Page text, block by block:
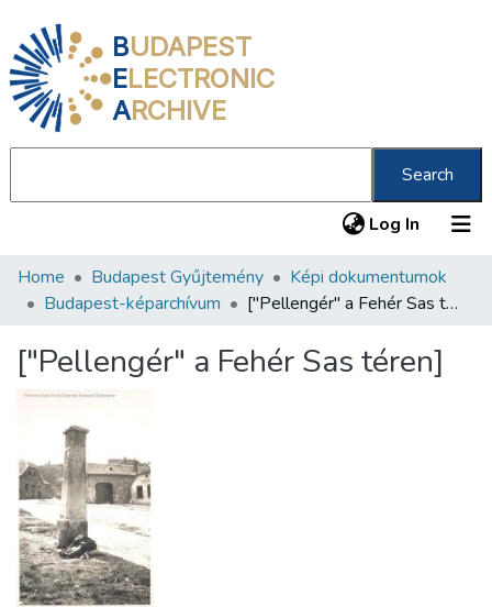
BUDAPEST
ELECTRONIC
ARCHIVE
Search
Log In (current)
Communities & Collections
Statistics
Home Budapest Gyűjtemény
Képi dokumentumok
Budapest-képarchívum
["Pellengér" a Fehér Sas téren]
["Pellengér" a Fehér Sas téren]